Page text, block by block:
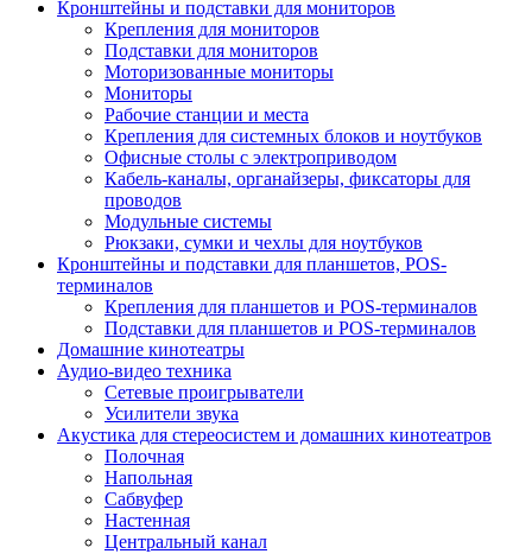
Кронштейны и подставки для мониторов
Крепления для мониторов
Подставки для мониторов
Моторизованные мониторы
Мониторы
Рабочие станции и места
Крепления для системных блоков и ноутбуков
Офисные столы с электроприводом
Кабель-каналы, органайзеры, фиксаторы для
проводов
Модульные системы
Рюкзаки, сумки и чехлы для ноутбуков
Кронштейны и подставки для планшетов, POS-
терминалов
Крепления для планшетов и POS-терминалов
Подставки для планшетов и POS-терминалов
Домашние кинотеатры
Аудио-видео техника
Сетевые проигрыватели
Усилители звука
Акустика для стереосистем и домашних кинотеатров
Полочная
Напольная
Сабвуфер
Настенная
Центральный канал